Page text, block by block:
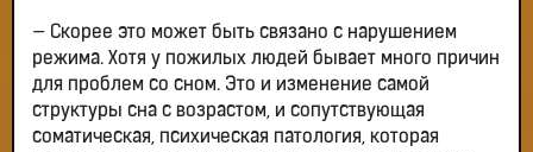
— Скорее это может быть связано с нарушением
режима. Хотя у пожилых людей бывает много причин
для проблем со сном. Это и изменение самой
структуры сна с возрастом, и сопутствующая
соматическая, психическая патология, которая